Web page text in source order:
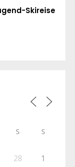
Skireise
S S
28 1